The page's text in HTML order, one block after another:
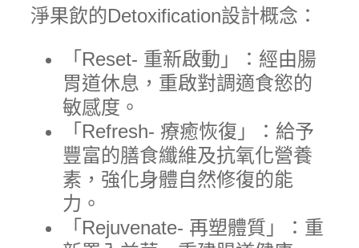
淨果飲的Detoxification設計概念：
「Reset- 重新啟動」：經由腸
胃道休息，重啟對調適食慾的
敏感度。
「Refresh- 療癒恢復」：給予
豐富的膳食纖維及抗氧化營養
素，強化身體自然修復的能
力。
「Rejuvenate- 再塑體質」：重